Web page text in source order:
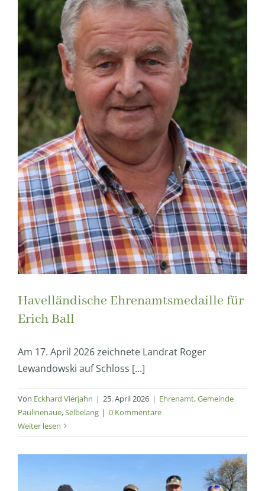
Havelländische Ehrenamtsmedaille für
Erich Ball
Am 17. April 2026 zeichnete Landrat Roger
Lewandowski auf Schloss [...]
Von Eckhard Vierjahn | 25. April 2026 | Ehrenamt,Gemeinde
Paulinenaue,Selbelang | 0 Kommentare
Weiter lesen